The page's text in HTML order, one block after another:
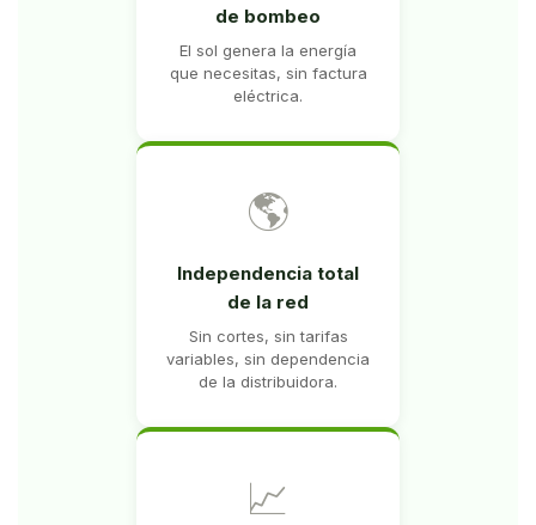
de bombeo
El sol genera la energía
que necesitas, sin factura
eléctrica.
🌎
Independencia total
de la red
Sin cortes, sin tarifas
variables, sin dependencia
de la distribuidora.
📈